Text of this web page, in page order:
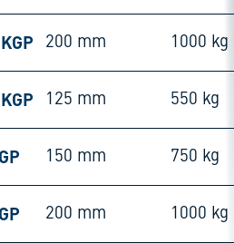
200 mm 1000 kg
125 mm 550 kg
150 mm 750 kg
200 mm 1000 kg